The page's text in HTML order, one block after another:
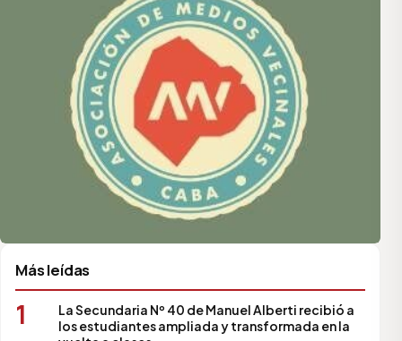
Más leídas
1
La Secundaria Nº 40 de Manuel Alberti recibió a
los estudiantes ampliada y transformada en la